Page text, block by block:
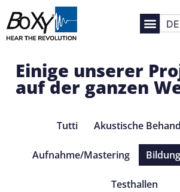
DE
Einige unserer
auf der ganzen
Tutti Akustische
Aufnahme/Mastering Bildung
Testhallen